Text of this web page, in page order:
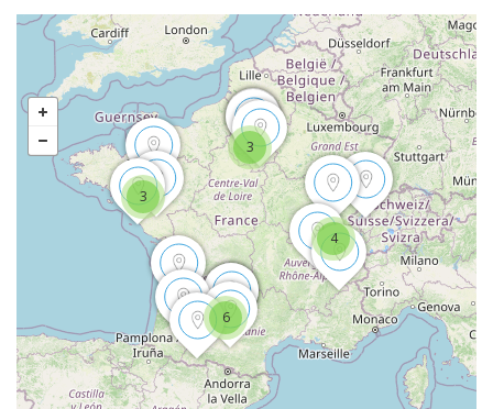
3
6
3
4